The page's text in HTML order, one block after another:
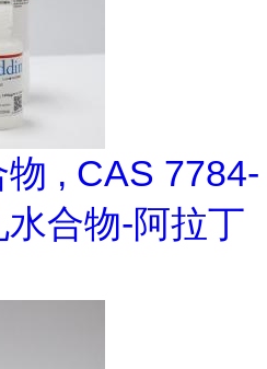
, CAS 7784-
合物-阿拉丁